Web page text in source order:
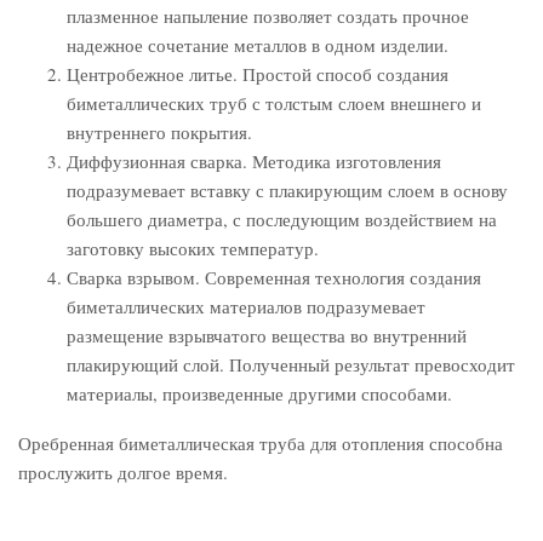
плазменное напыление позволяет создать прочное
надежное сочетание металлов в одном изделии.
Центробежное литье. Простой способ создания
биметаллических труб с толстым слоем внешнего и
внутреннего покрытия.
Диффузионная сварка. Методика изготовления
подразумевает вставку с плакирующим слоем в основу
большего диаметра, с последующим воздействием на
заготовку высоких температур.
Сварка взрывом. Современная технология создания
биметаллических материалов подразумевает
размещение взрывчатого вещества во внутренний
плакирующий слой. Полученный результат превосходит
материалы, произведенные другими способами.
Оребренная биметаллическая труба для отопления способна
прослужить долгое время.